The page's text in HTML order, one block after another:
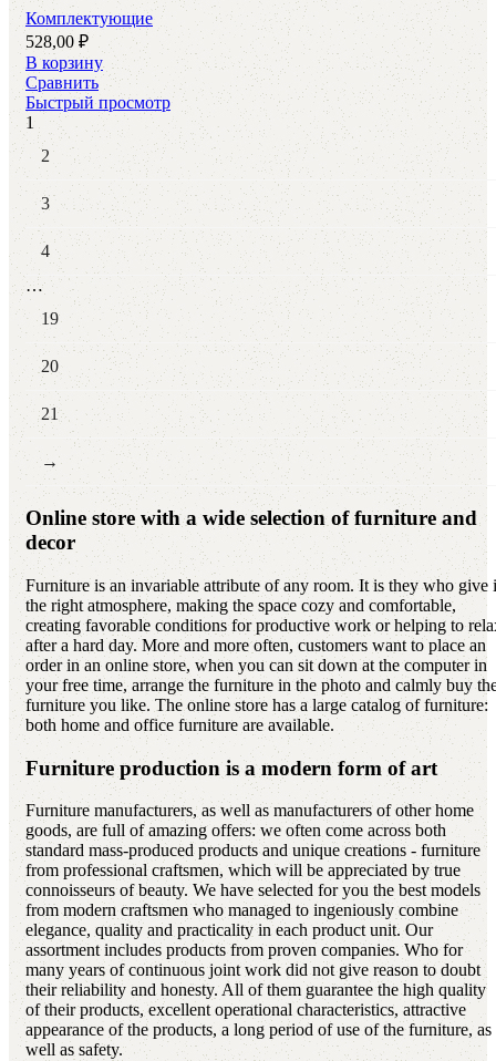
Комплектующие
528,00 ₽
В корзину
Сравнить
Быстрый просмотр
1
2
3
4
…
19
20
21
→
Online store with a wide selection of furniture and
decor
Furniture is an invariable attribute of any room. It is they who give
the right atmosphere, making the space cozy and comfortable,
creating favorable conditions for productive work or helping to
after a hard day. More and more often, customers want to place an
order in an online store, when you can sit down at the computer in
your free time, arrange the furniture in the photo and calmly buy
furniture you like. The online store has a large catalog of furniture:
both home and office furniture are available.
Furniture production is a modern form of art
Furniture manufacturers, as well as manufacturers of other home
goods, are full of amazing offers: we often come across both
standard mass-produced products and unique creations - furniture
from professional craftsmen, which will be appreciated by true
connoisseurs of beauty. We have selected for you the best models
from modern craftsmen who managed to ingeniously combine
elegance, quality and practicality in each product unit. Our
assortment includes products from proven companies. Who for
many years of continuous joint work did not give reason to doubt
their reliability and honesty. All of them guarantee the high quality
of their products, excellent operational characteristics, attractive
appearance of the products, a long period of use of the furniture, as
well as safety.